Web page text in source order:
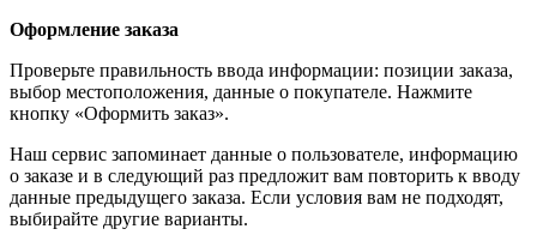
Оформление заказа
Проверьте правильность ввода информации: позиции заказа,
выбор местоположения, данные о покупателе. Нажмите
кнопку «Оформить заказ».
Наш сервис запоминает данные о пользователе, информацию
о заказе и в следующий раз предложит вам повторить к вводу
данные предыдущего заказа. Если условия вам не подходят,
выбирайте другие варианты.